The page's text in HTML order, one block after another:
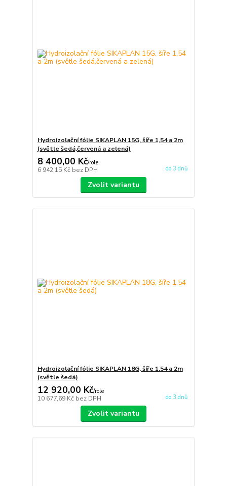
Hydroizolační fólie SIKAPLAN 15G, šíře 1,54 a 2m
(světle šedá,červená a zelená)
8 400,00 Kč/role
6 942,15 Kč bez DPH do 3 dnů
Zvolit variantu
Hydroizolační fólie SIKAPLAN 18G, šíře 1.54 a 2m
(světle šedá)
12 920,00 Kč/role
10 677,69 Kč bez DPH do 3 dnů
Zvolit variantu